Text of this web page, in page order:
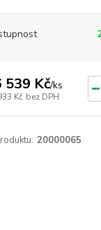
539 Kč/ks
Kč bez DPH
20000065